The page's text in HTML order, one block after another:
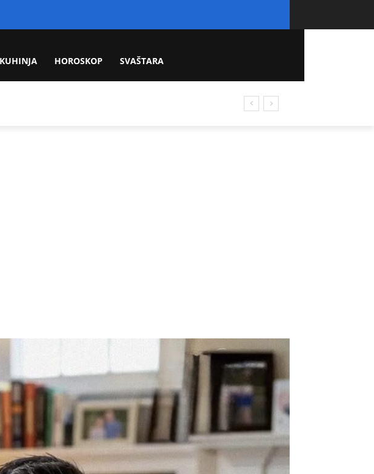
KUHINJA HOROSKOP SVAŠTARA